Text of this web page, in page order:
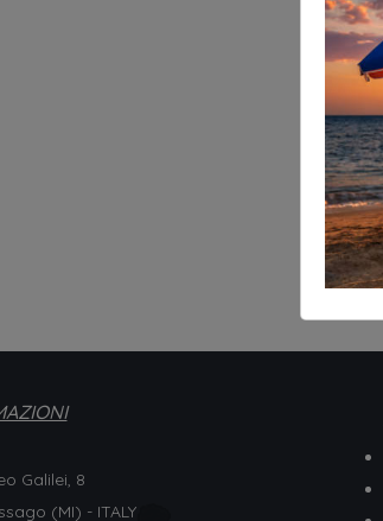
Galilei, 8
(MI) - ITALY